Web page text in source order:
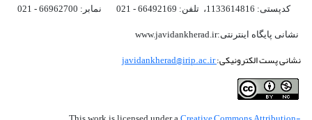
کدپستی: 1133614816، تلفن: 66492169 - 021 نمابر: 66962700 - 021
نشانی پایگاه اینترنتی:www.javidankherad.ir
نشانی پست الکترونیکی:javidankherad@irip.ac.ir